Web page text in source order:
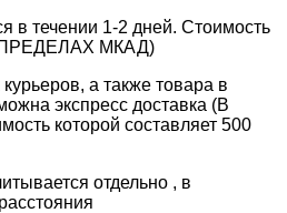
в течении 1-2 дней. Стоимость
ПРЕДЕЛАХ МКАД)
а также товара в
экспресс доставка (В
которой составляет 500
отдельно , в